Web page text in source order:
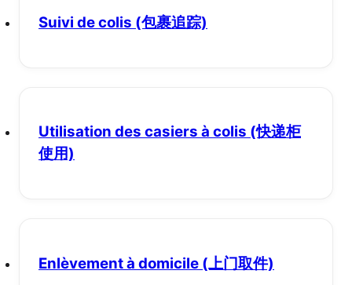
Suivi de colis (包裹追踪)
Utilisation des casiers à colis (快递柜
使用)
Enlèvement à domicile (上门取件)